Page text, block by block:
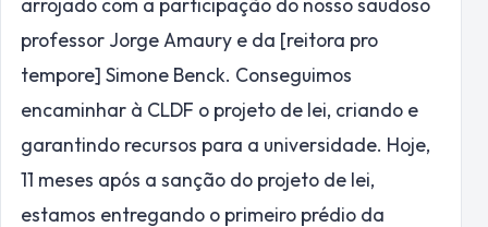
professor Jorge Amaury e da [reitora pro
tempore] Simone Benck. Conseguimos
encaminhar à CLDF o projeto de lei, criando e
garantindo recursos para a universidade. Hoje,
11 meses após a sanção do projeto de lei,
estamos entregando o primeiro prédio da